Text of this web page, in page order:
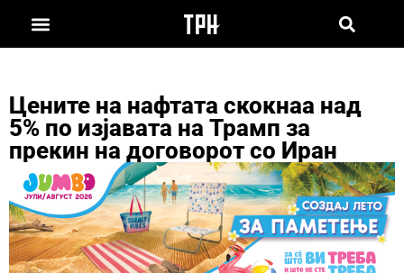
Цените на нафтата скокнаа над
5% по изјавата на Трамп за
прекин на договорот со Иран